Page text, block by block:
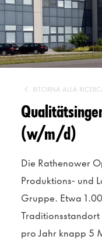
RITORNA ALLA
(w/m/d)
Die Rathenower
Produktions- und
Gruppe. Etwa
Traditionsstandort
pro Jahr knapp 5